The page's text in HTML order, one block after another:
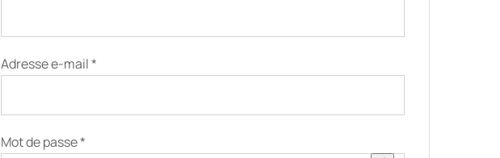
Adresse e-mail*
Mot de passe*